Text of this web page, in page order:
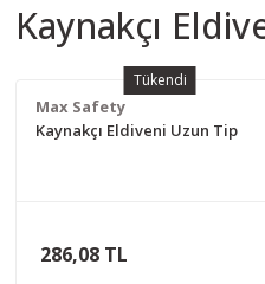
Kaynakçı
Tükendi
Max Safety
Kaynakçı Eldiveni Uzun Tip
286,08 TL